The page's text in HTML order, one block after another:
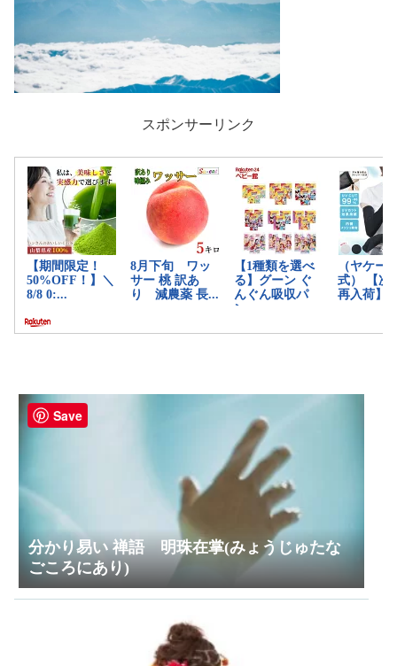
スポンサーリンク
分かり易い 禅語 明珠在掌(みょうじゅたな
ごころにあり)
Save